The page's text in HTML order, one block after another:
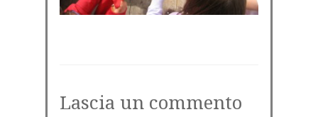
Lascia un commento